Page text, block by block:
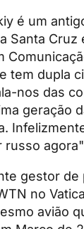
é um
Santa Cruz
tem dupla
nos das
geração
russo
gestor
no
avião